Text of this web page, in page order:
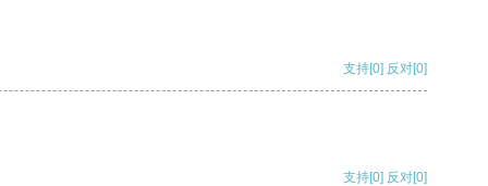
支持[0] 反对[0]
支持[0] 反对[0]